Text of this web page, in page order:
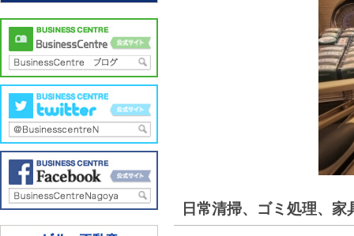
日常清掃、ゴミ処理、